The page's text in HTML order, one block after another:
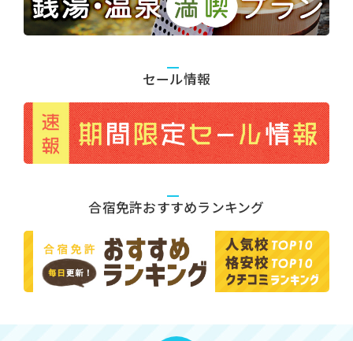
セール情報
合宿免許おすすめランキング